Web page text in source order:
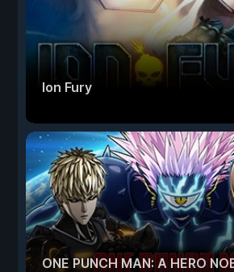
Ion Fury
ONE PUNCH MAN: A HERO